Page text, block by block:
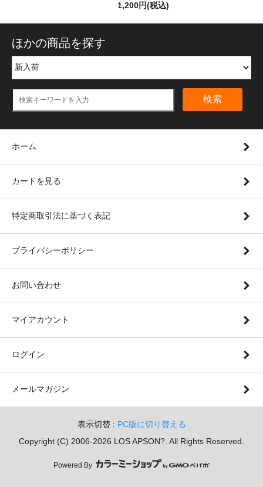
1,200円(税込)
ほかの商品を探す
検索
ホーム
カートを見る
特定商取引法に基づく表記
プライバシーポリシー
お問い合わせ
マイアカウント
ログイン
メールマガジン
表示切替 : PC版に切り替える
Copyright (C) 2006-2026 LOS APSON?. All Rights Reserved.
Powered By